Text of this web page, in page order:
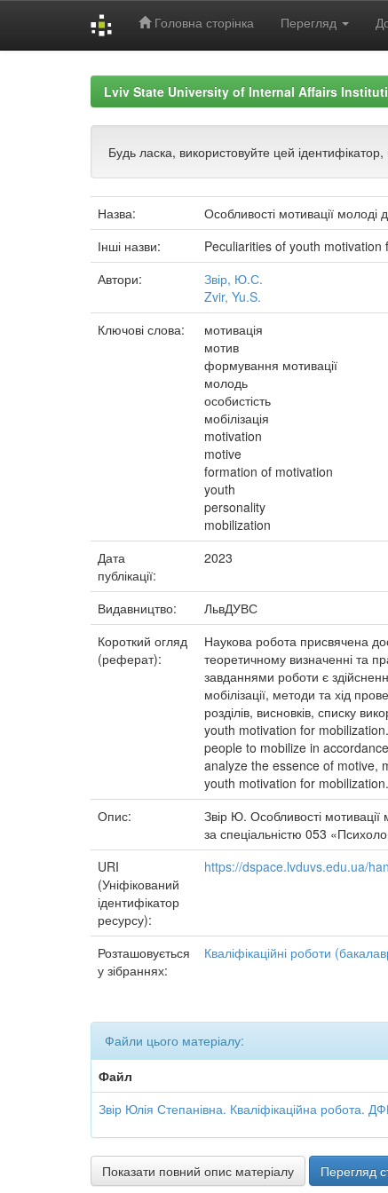
Головна сторінка Перегляд
Lviv State University of Internal Affairs
Будь ласка, використовуйте цей
Назва:
Особливості мотивації молоді
Інші назви:
Peculiarities of youth
Автори:
Звір, Ю.С.
Zvir, Yu.S.
Ключові слова:
мотивація
мотив
формування мотивації
молодь
особистість
мобілізація
motivation
motive
formation of motivation
youth
personality
mobilization
Дата
публікації:
2023
Видавництво:
ЛьвДУВС
Короткий огляд
(реферат):
Наукова робота присвячена
теоретичному визначенні та
завданнями роботи є
мобілізації, методи та хід
розділів, висновків, списку
youth motivation for
people to mobilize in
analyze the essence of motive,
youth motivation for
Опис:
Звір Ю. Особливості мотивації
за спеціальністю 053
URI
(Уніфікований
ідентифікатор
ресурсу):
https://dspace.lvduvs.edu.ua/
Розташовується
у зібраннях:
Кваліфікаційні роботи
Файли цього матеріалу:
Файл
Звір Юлія Степанівна. Кваліфікаційна робота.
Показати повний опис матеріалу Перегляд